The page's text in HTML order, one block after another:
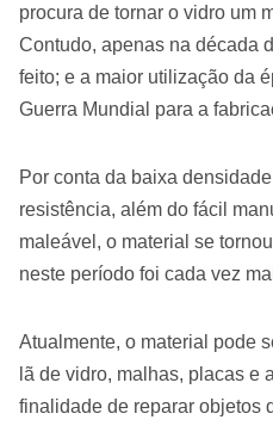
procura de tornar o vidro um
Contudo, apenas na década
feito; e a maior utilização da
Guerra Mundial para a
Por conta da baixa
resistência, além do fácil
maleável, o material se
neste período foi cada vez
Atualmente, o material pode
lã de vidro, malhas, placas e
finalidade de reparar objetos